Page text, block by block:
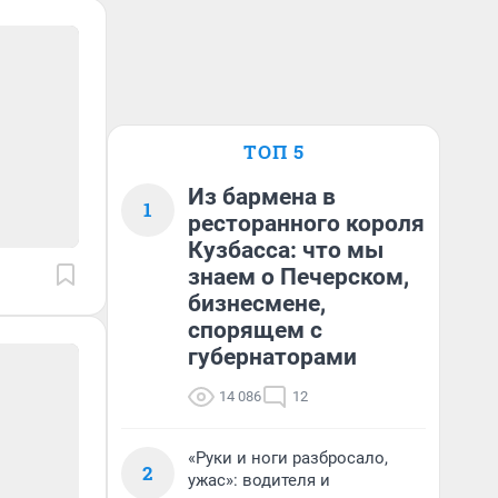
ТОП 5
1
Из бармена в
ресторанного короля
Кузбасса: что мы
знаем о Печерском,
бизнесмене,
спорящем с
губернаторами
14 086 12
2
«Руки и ноги разбросало,
ужас»: водителя и